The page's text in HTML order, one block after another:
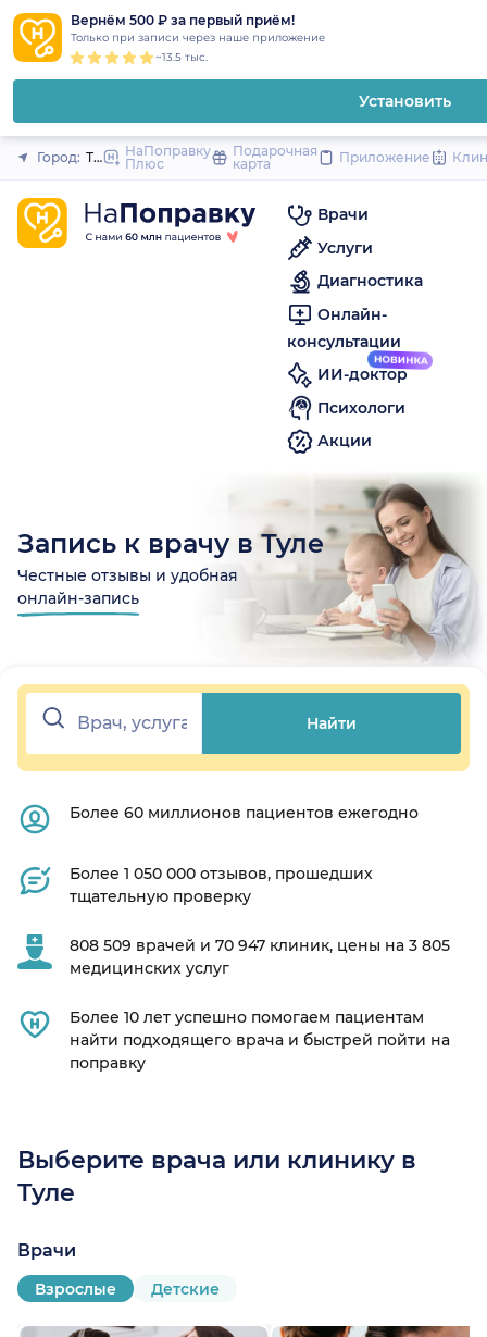
Вернём 500 ₽ за первый приём!
Только при записи через наше приложение
~13.5 тыс.
Установить
Закрыть
Город: Тула НаПоправку
Плюс
Подарочная
карта
Приложение
Врачи
Услуги
Диагностика
Онлайн-
консультации
ИИ-доктор
Психологи
Акции
Запись к врачу в Туле
Честные отзывы и удобная
онлайн-запись
Найти
Более 60 миллионов пациентов ежегодно
Более 1 050 000 отзывов, прошедших
тщательную проверку
808 509 врачей и 70 947 клиник, цены на 3 805
медицинских услуг
Более 10 лет успешно помогаем пациентам
найти подходящего врача и быстрей пойти на
поправку
Выберите врача или клинику в
Туле
Врачи
Взрослые Детские